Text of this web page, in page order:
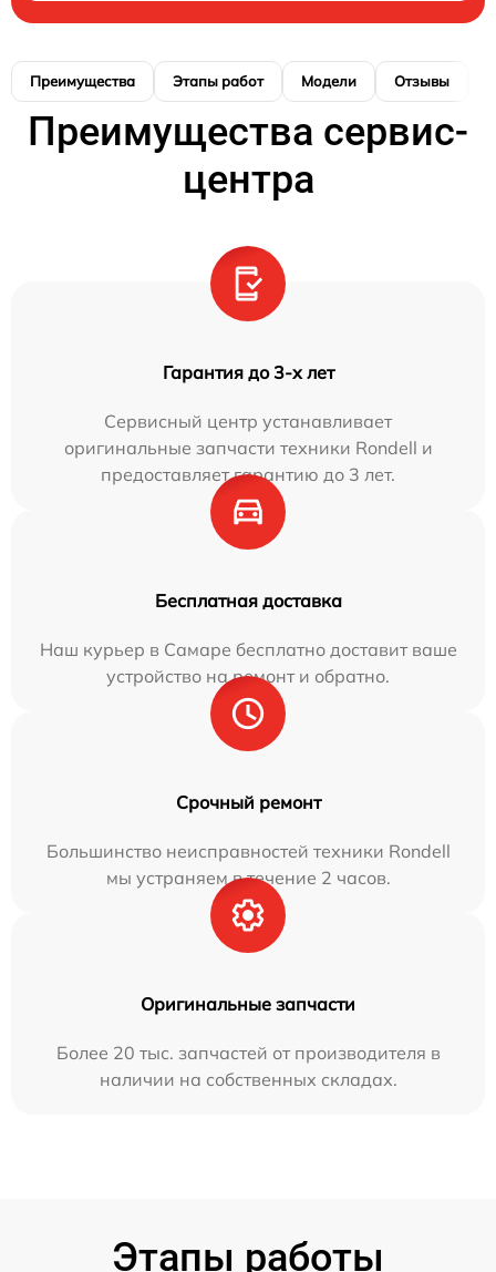
Преимущества Этапы работ Модели Отзывы
Преимущества сервис-
центра
Гарантия до 3-х лет
Сервисный центр устанавливает
оригинальные запчасти техники Rondell и
предоставляет гарантию до 3 лет.
Бесплатная доставка
Наш курьер в Самаре бесплатно доставит ваше
устройство на ремонт и обратно.
Срочный ремонт
Большинство неисправностей техники Rondell
мы устраняем в течение 2 часов.
Оригинальные запчасти
Более 20 тыс. запчастей от производителя в
наличии на собственных складах.
Этапы работы